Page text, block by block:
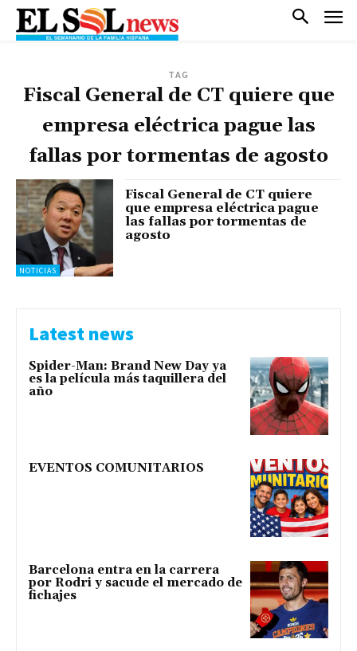
TAG
Fiscal General de CT quiere que
empresa eléctrica pague las
fallas por tormentas de agosto
NOTICIAS
Fiscal General de CT quiere
que empresa eléctrica pague
las fallas por tormentas de
agosto
Latest news
Spider-Man: Brand New Day ya
es la película más taquillera del
año
EVENTOS COMUNITARIOS
Barcelona entra en la carrera
por Rodri y sacude el mercado de
fichajes